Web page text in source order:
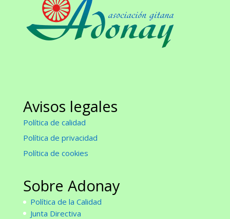
Avisos legales
Política de calidad
Política de privacidad
Política de cookies
Sobre Adonay
Política de la Calidad
Junta Directiva